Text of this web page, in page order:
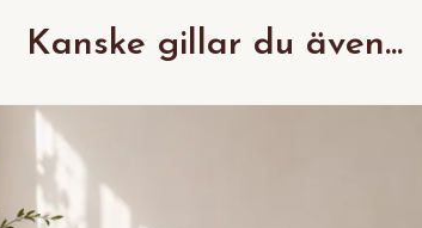
Kanske gillar du även...